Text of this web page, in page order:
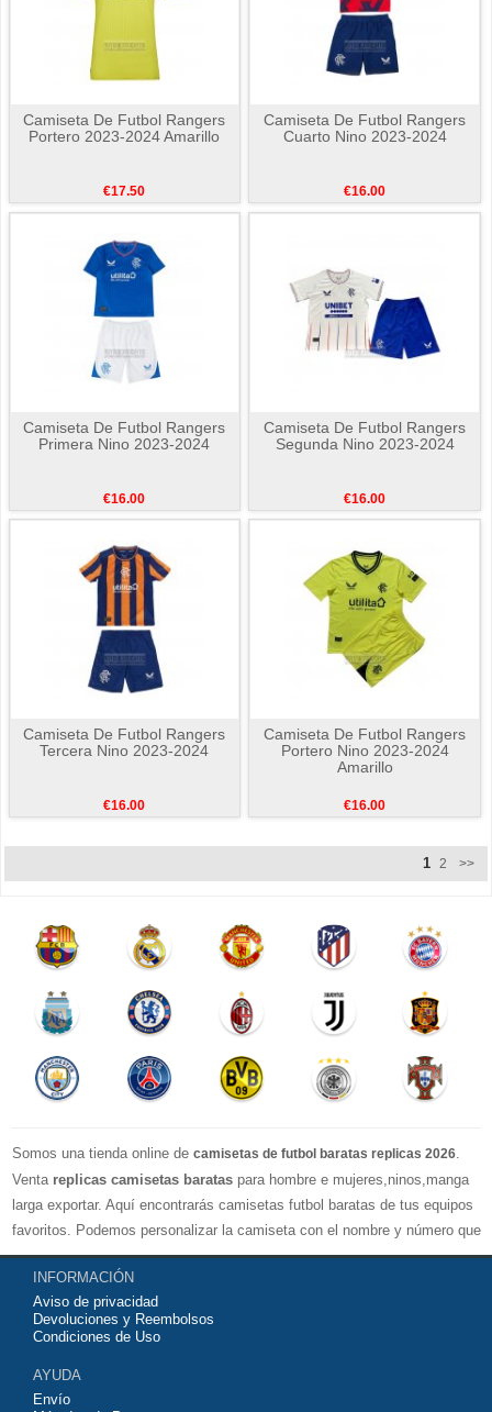
Camiseta De Futbol Rangers
Portero 2023-2024 Amarillo
€17.50
Camiseta De Futbol Rangers
Cuarto Nino 2023-2024
€16.00
Camiseta De Futbol Rangers
Primera Nino 2023-2024
€16.00
Camiseta De Futbol Rangers
Segunda Nino 2023-2024
€16.00
Camiseta De Futbol Rangers
Tercera Nino 2023-2024
€16.00
Camiseta De Futbol Rangers
Portero Nino 2023-2024
Amarillo
€16.00
1 2 >>
Somos una tienda online de camisetas de futbol baratas replicas 2026.
Venta replicas camisetas baratas para hombre e mujeres,ninos,manga
larga exportar. Aquí encontrarás camisetas futbol baratas de tus equipos
favoritos. Podemos personalizar la camiseta con el nombre y número que
quieras. Nuestrascamisetas de futbol replicasson de máxima calidad
tailandesa por lo que estamos convencidos que quedarás muy satisfecho
con ella. Estas camisetas tienen un tejido transpirable por lo que te
servirán para jugar al fútbol o simplemente para animar a tu equipo
contáctanos y haremos lo posible para conseguirtela lo más barata
posible.
INFORMACIÓN
Aviso de privacidad
Devoluciones y Reembolsos
Condiciones de Uso
AYUDA
Envío